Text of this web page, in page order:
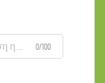
0/100